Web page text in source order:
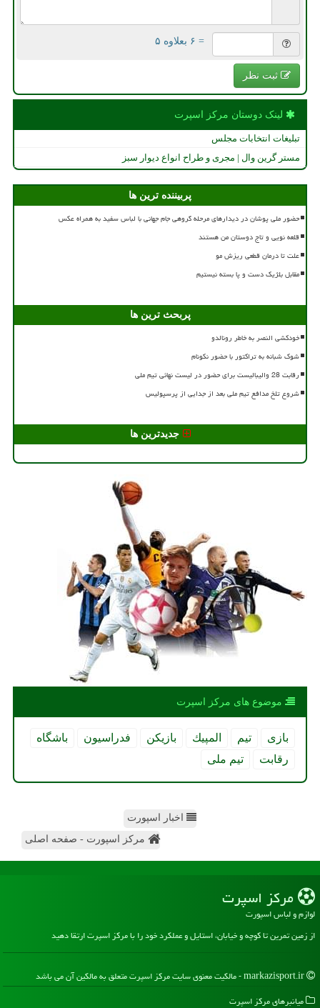
= ۶ بعلاوه ۵
ثبت نظر
لینک دوستان مركز اسپرت
تبلیغات انتخابات مجلس
مستر گرین وال | مجری و طراح انواع دیوار سبز
پربیننده ترین ها
حضور ملی پوشان در دیدارهای مرحله گروهی جام جهانی با لباس سفید به همراه عکس
قلعه نویی و تاج دوستان من هستند
علت تا درمان قطعی ریزش مو
مقابل بلژیک دست و پا بسته نیستیم
پربحث ترین ها
خودکشی النصر به خاطر رونالدو
شوک شبانه به تراکتور با حضور نکونام
رقابت 28 والیبالیست برای حضور در لیست نهائی تیم ملی
شروع تلخ مدافع تیم ملی بعد از جدایی از پرسپولیس
جدیدترین ها
موضوع های مركز اسپرت
بازی تیم المپیك بازیكن فدراسیون
باشگاه
رقابت
تیم ملی
اخبار اسپورت
مرکز اسپورت - صفحه اصلی
مركز اسپرت
لوازم و لباس اسپورت
از زمین تمرین تا کوچه و خیابان، استایل و عملکرد خود را با مرکز اسپرت ارتقا دهید
میانبرهای مركز اسپرت